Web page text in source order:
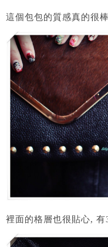
這個包包的質感真的很
裡面的格層也很貼心,